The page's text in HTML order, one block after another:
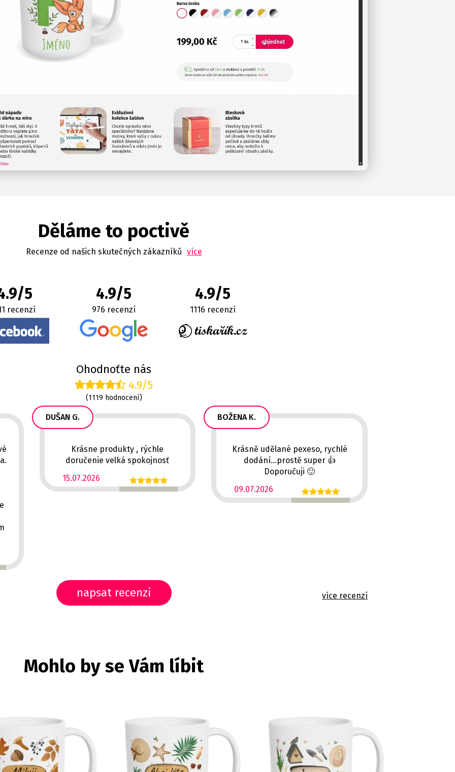
Děláme to poctivě
Recenze od našich skutečných zákazníků více
5
recenzí
4.9/5
976 recenzí
4.9/5
1116 recenzí
Ohodnoťte nás
4.9/5
(1119 hodnocení)
DUŠAN G.
15.07.2026
Krásne produkty , rýchle
doručenie velká spokojnosť
BOŽENA K.
09.07.2026
Krásně udělané pexeso, rychlé
dodání...prostě super 👍
Doporučuji 🙂
napsat recenzi více recenzí
Mohlo by se Vám líbit